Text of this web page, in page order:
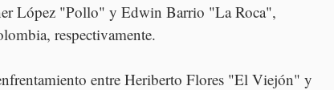
López "Pollo" y Edwin Barrio "La Roca",
respectivamente.
entre Heriberto Flores "El Viejón" y